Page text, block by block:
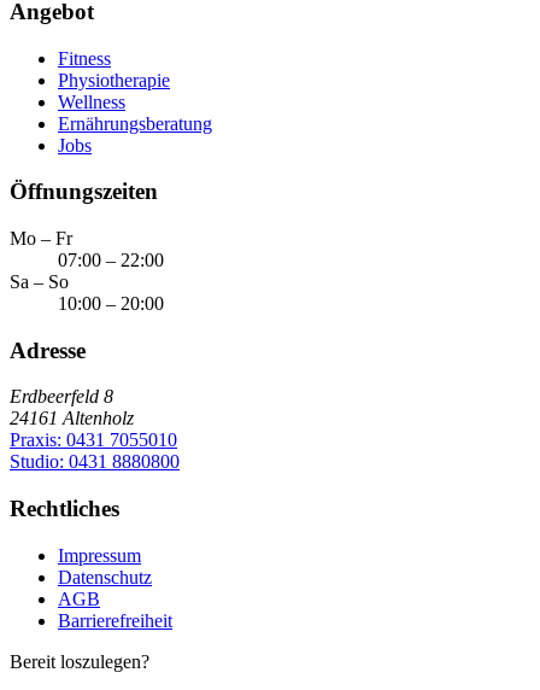
Angebot
Fitness
Physiotherapie
Wellness
Ernährungsberatung
Jobs
Öffnungszeiten
Mo – Fr
07:00 – 22:00
Sa – So
10:00 – 20:00
Adresse
Erdbeerfeld 8
24161 Altenholz
Praxis: 0431 7055010
Studio: 0431 8880800
Rechtliches
Impressum
Datenschutz
AGB
Barrierefreiheit
Bereit loszulegen?